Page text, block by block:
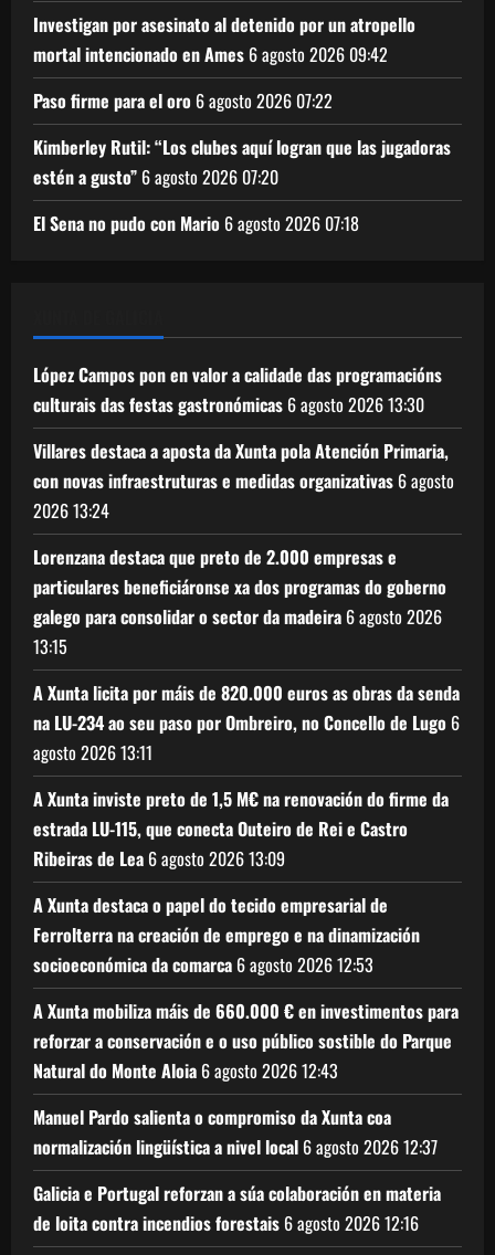
Investigan por asesinato al detenido por un atropello
mortal intencionado en Ames 6 agosto 2026 09:42
Paso firme para el oro 6 agosto 2026 07:22
Kimberley Rutil: “Los clubes aquí logran que las jugadoras
estén a gusto” 6 agosto 2026 07:20
El Sena no pudo con Mario 6 agosto 2026 07:18
López Campos pon en valor a calidade das programacións
culturais das festas gastronómicas 6 agosto 202613:30
Villares destaca a aposta da Xunta pola Atención Primaria,
con novas infraestruturas e medidas organizativas 6 agosto
202613:24
Lorenzana destaca que preto de 2.000 empresas e
particulares beneficiáronse xa dos programas do goberno
galego para consolidar o sector da madeira 6 agosto 2026
13:15
A Xunta licita por máis de 820.000 euros as obras da senda
na LU-234 ao seu paso por Ombreiro, no Concello de Lugo 6
agosto 202613:11
A Xunta inviste preto de 1,5 M€ na renovación do firme da
estrada LU-115, que conecta Outeiro de Rei e Castro
Ribeiras de Lea 6 agosto 202613:09
A Xunta destaca o papel do tecido empresarial de
Ferrolterra na creación de emprego e na dinamización
socioeconómica da comarca 6 agosto 202612:53
A Xunta mobiliza máis de 660.000 € en investimentos para
reforzar a conservación e o uso público sostible do Parque
Natural do Monte Aloia 6 agosto 202612:43
Manuel Pardo salienta o compromiso da Xunta coa
normalización lingüística a nivel local 6 agosto 202612:37
Galicia e Portugal reforzan a súa colaboración en materia
de loita contra incendios forestais 6 agosto 202612:16